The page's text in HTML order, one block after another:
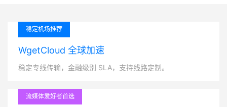
稳定机场推荐
WgetCloud 全球加速
稳定专线传输，金融级别 SLA，支持线路定制。
流媒体爱好者首选